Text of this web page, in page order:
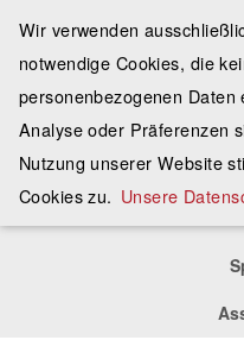
Wir verwenden
notwendige Cookies, die
personenbezogenen
Analyse oder Präferenzen
Nutzung unserer Website
Cookies zu. Unsere